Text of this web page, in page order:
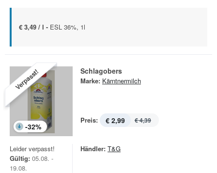
€ 3,49 / l - ESL 36%, 1l
Verpasst!
-32%
Schlagobers
Marke: Kärntnermilch
Preis: € 2,99 € 4,39
Leider verpasst!
Gültig: 05.08. -
19.08.
Händler: T&G